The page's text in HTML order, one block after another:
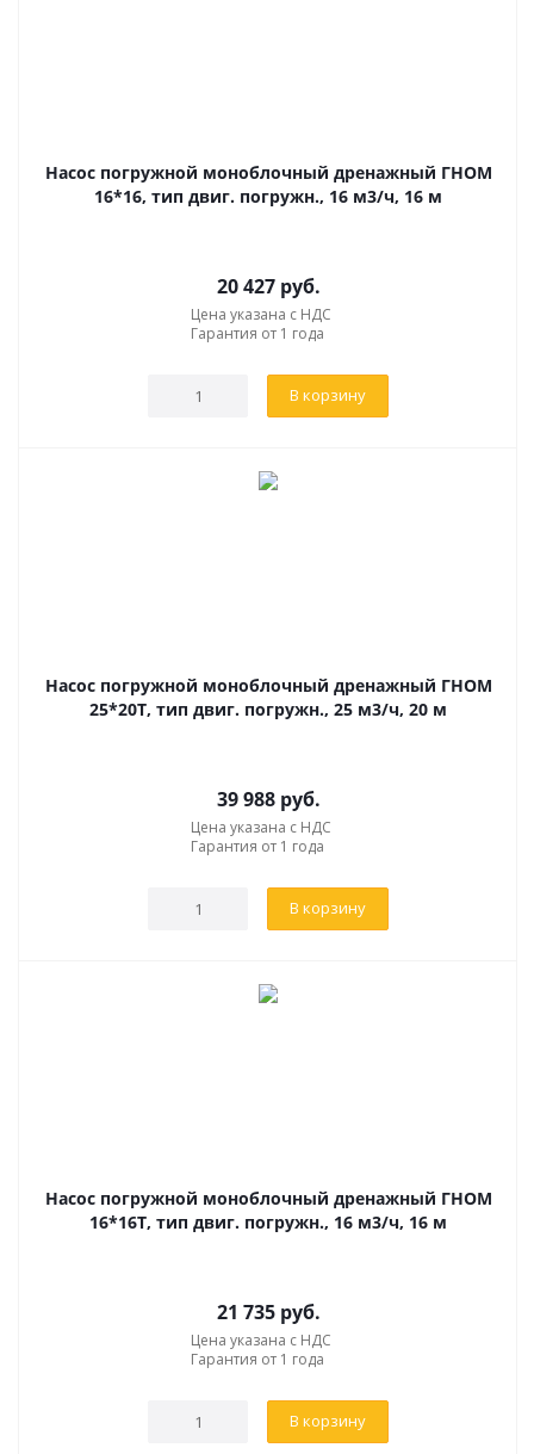
Насос погружной моноблочный дренажный ГНОМ
16*16, тип двиг. погружн., 16 м3/ч, 16 м
20 427руб.
Цена указана с НДС
Гарантия от 1 года
В корзину
Насос погружной моноблочный дренажный ГНОМ
25*20Т, тип двиг. погружн., 25 м3/ч, 20 м
39 988руб.
Цена указана с НДС
Гарантия от 1 года
В корзину
Насос погружной моноблочный дренажный ГНОМ
16*16Т, тип двиг. погружн., 16 м3/ч, 16 м
21 735руб.
Цена указана с НДС
Гарантия от 1 года
В корзину